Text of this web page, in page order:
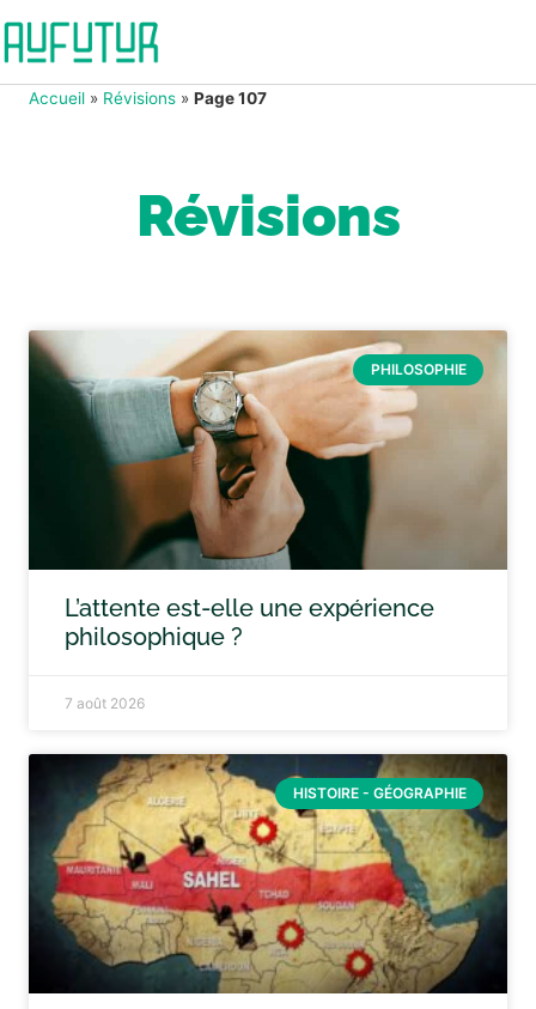
Accueil » Révisions » Page 107
Révisions
PHILOSOPHIE
L’attente est-elle une expérience
philosophique ?
7 août 2026
HISTOIRE - GÉOGRAPHIE